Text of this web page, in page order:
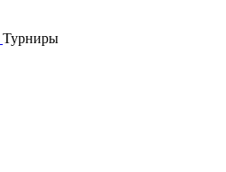
Турниры